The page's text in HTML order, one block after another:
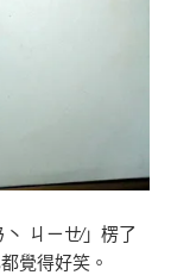
ㄐㄧㄝ∕」楞了
覺得好笑。